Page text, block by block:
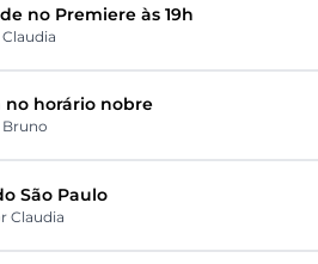
no Premiere às 19h
no horário nobre
São Paulo
Claudia